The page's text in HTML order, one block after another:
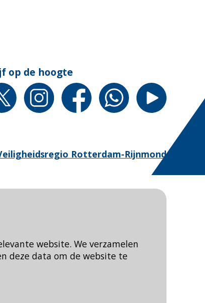
website. We verzamelen
deze data om de website te
op de hoogte
Rotterdam-Rijnmond